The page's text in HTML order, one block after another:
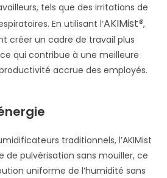
tels que des irritations de
En utilisant l’AKIMist®,
créer un cadre de travail plus
qui contribue à une meilleure
accrue des employés.
traditionnels, l’AKIMist
de pulvérisation sans mouiller, ce
uniforme de l’humidité sans